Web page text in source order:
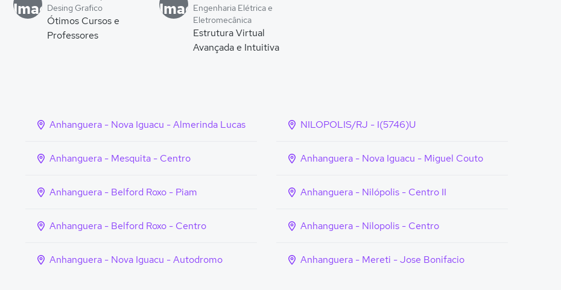
Desing Grafico
Ótimos Cursos e
Professores
Engenharia Elétrica e
Eletromecânica
Estrutura Virtual
Avançada e Intuitiva
Anhanguera - Nova Iguacu - Almerinda Lucas
Anhanguera - Mesquita - Centro
Anhanguera - Belford Roxo - Piam
Anhanguera - Belford Roxo - Centro
Anhanguera - Nova Iguacu - Autodromo
NILOPOLIS/RJ - I(5746)U
Anhanguera - Nova Iguacu - Miguel Couto
Anhanguera - Nilópolis - Centro II
Anhanguera - Nilopolis - Centro
Anhanguera - Mereti - Jose Bonifacio